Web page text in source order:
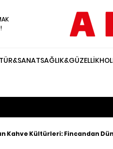
SAĞLIK&GÜZELLİK
Kahve Kültürleri: Fincandan